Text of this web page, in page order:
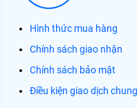
Hình thức mua hàng
Chính sách giao nhận
Chính sách bảo mật
Điều kiện giao dịch chung